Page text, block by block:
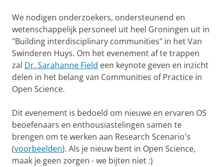
We nodigen onderzoekers, ondersteunend en
wetenschappelijk personeel uit heel Groningen uit in
"Building interdisciplinary communities" in het Van
Swinderen Huys. Om het evenement af te trappen
zal Dr. Sarahanne Field een keynote geven en inzicht
delen in het belang van Communities of Practice in
Open Science.
Dit evenement is bedoeld om nieuwe en ervaren OS
beoefenaars en enthousiastelingen samen te
brengen om te werken aan Research Scenario's
(voorbeelden). Als je nieuw bent in Open Science,
maak je geen zorgen - we bijten niet :)